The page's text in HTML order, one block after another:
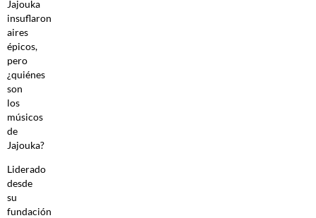
Jajouka
insuflaron
aires
épicos,
pero
¿quiénes
son
los
músicos
de
Jajouka?
Liderado
desde
su
fundación